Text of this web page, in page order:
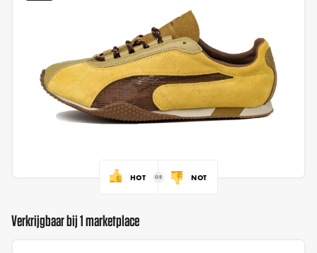
HOT NOT
Verkrijgbaar bij 1 marketplace